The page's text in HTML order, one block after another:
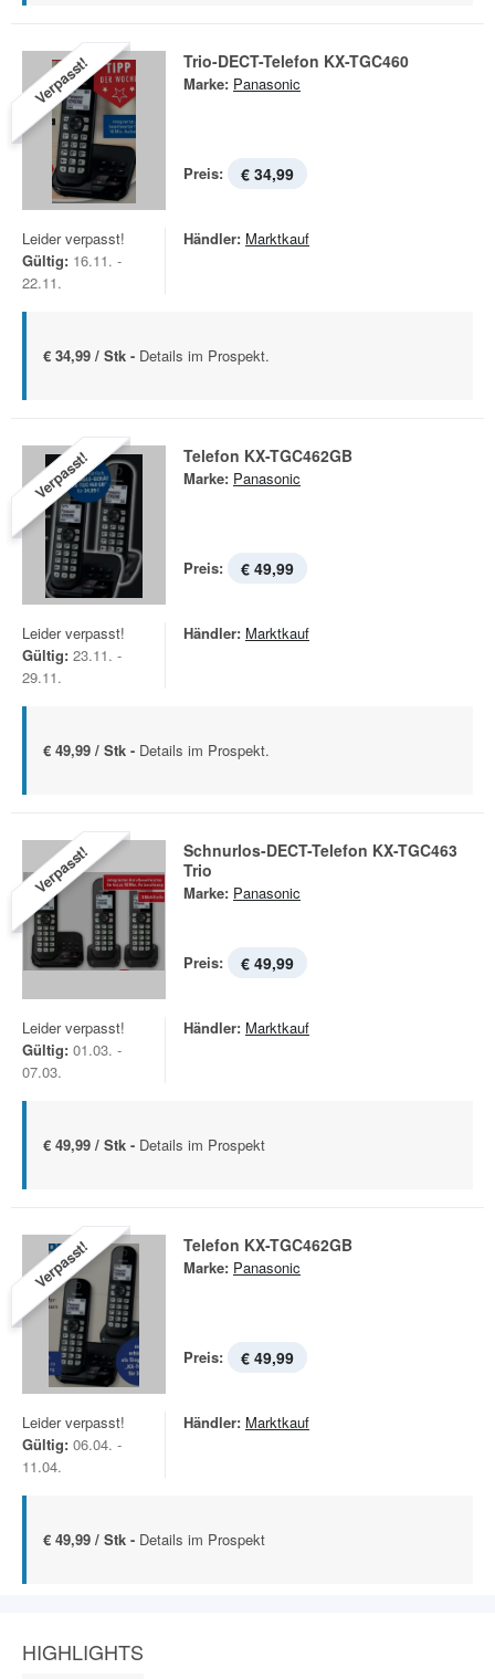
Verpasst! Trio-DECT-Telefon KX-TGC460
Marke: Panasonic
Preis: € 34,99
Leider verpasst!
Gültig: 16.11. -
22.11.
Händler: Marktkauf
€ 34,99 / Stk - Details im Prospekt.
Verpasst! Telefon KX-TGC462GB
Marke: Panasonic
Preis: € 49,99
Leider verpasst!
Gültig: 23.11. -
29.11.
Händler: Marktkauf
€ 49,99 / Stk - Details im Prospekt.
Verpasst!
Schnurlos-DECT-Telefon KX-TGC463
Trio
Marke: Panasonic
Preis: € 49,99
Leider verpasst!
Gültig: 01.03. -
07.03.
Händler: Marktkauf
€ 49,99 / Stk - Details im Prospekt
Verpasst! Telefon KX-TGC462GB
Marke: Panasonic
Preis: € 49,99
Leider verpasst!
Gültig: 06.04. -
11.04.
Händler: Marktkauf
€ 49,99 / Stk - Details im Prospekt
HIGHLIGHTS